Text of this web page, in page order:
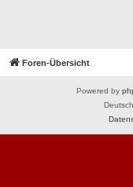
Foren-Übersicht
Powered by